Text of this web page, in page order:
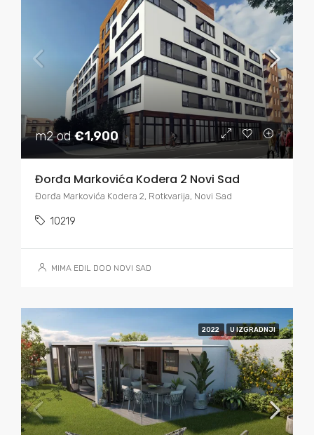
m2 od€1,900
Đorđa Markovića Kodera 2 Novi Sad
Đorđa Markovića Kodera 2, Rotkvarija, Novi Sad
10219
MIMA EDIL DOO NOVI SAD
2022 U IZGRADNJI